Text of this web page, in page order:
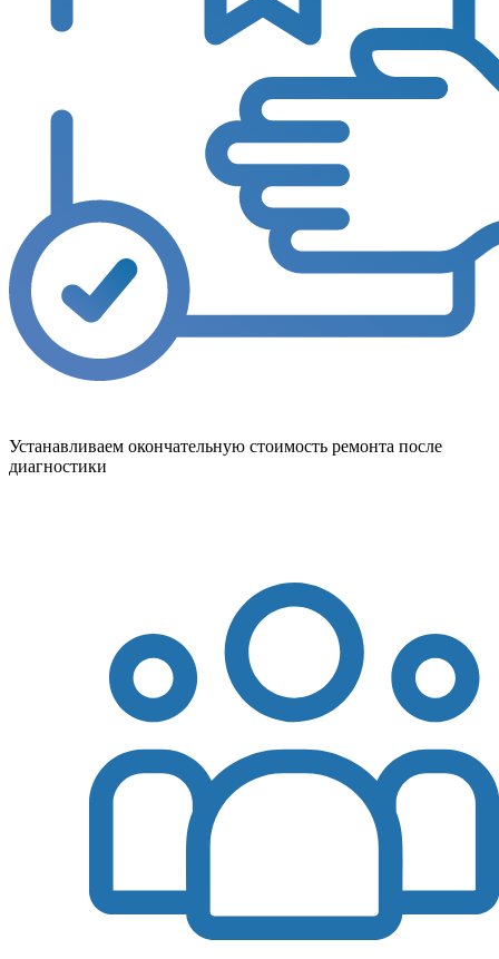
Устанавливаем окончательную стоимость ремонта после
диагностики